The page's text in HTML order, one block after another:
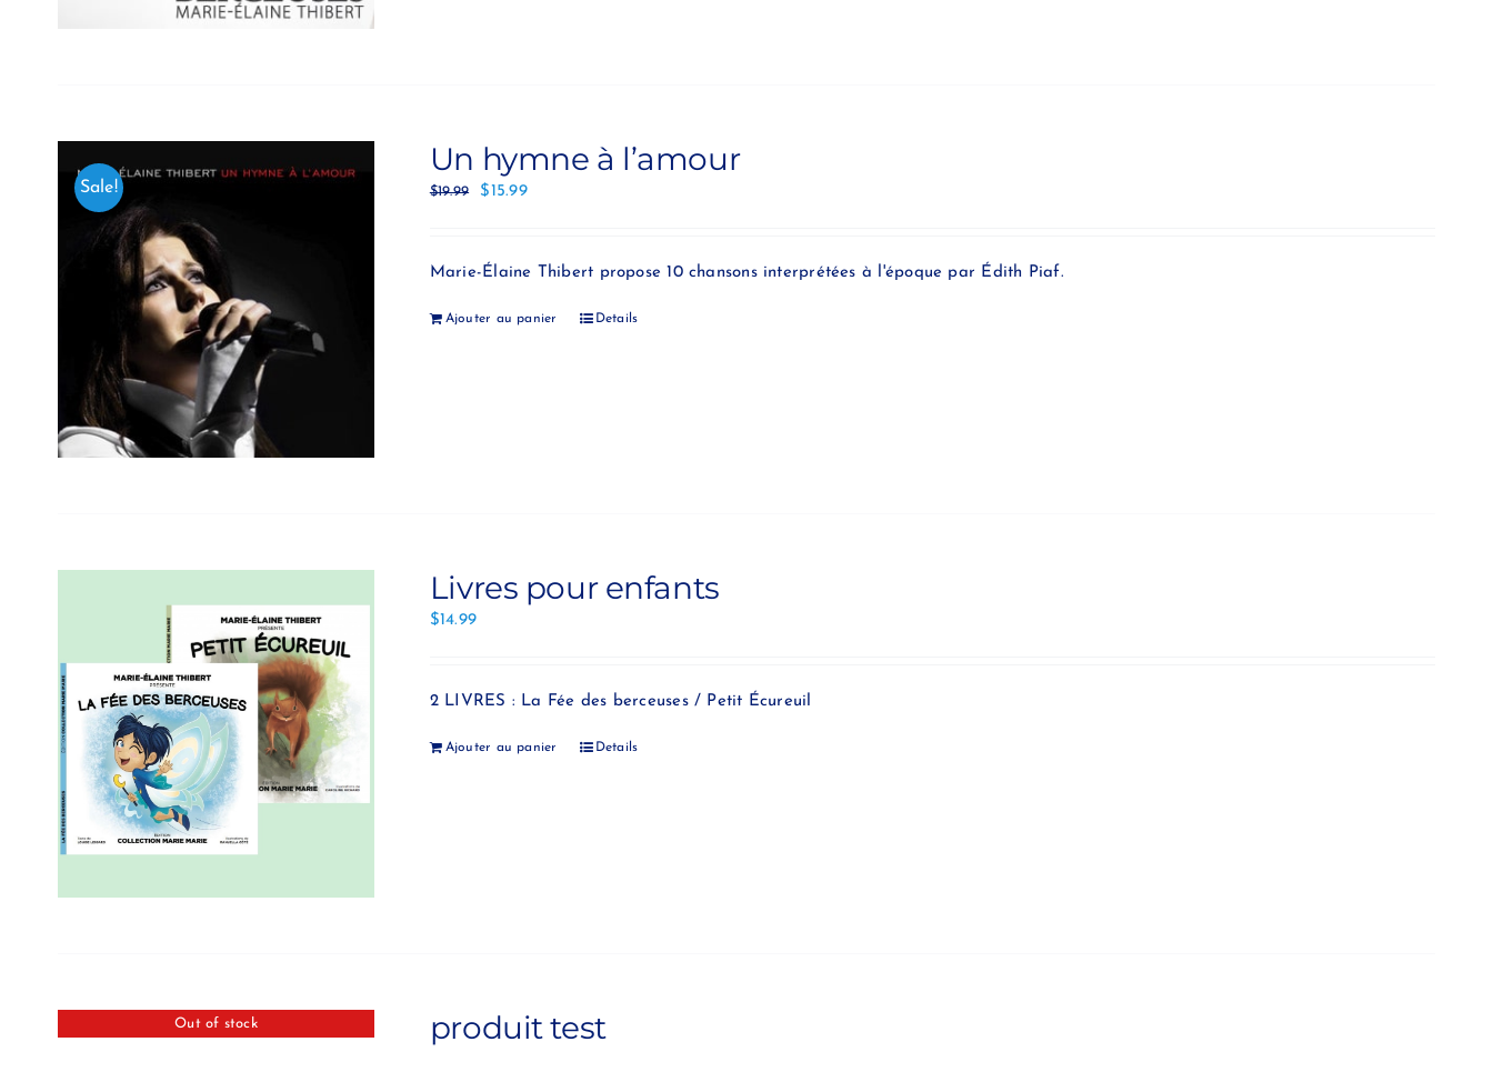
Sale!
Un hymne à l’amour
$19.99 $15.99
Marie-Élaine Thibert propose 10 chansons interprétées à l'époque par Édith Piaf.
Ajouter au panier Details
Livres pour enfants
$14.99
2 LIVRES : La Fée des berceuses / Petit Écureuil
Ajouter au panier Details
Out of stock produit test